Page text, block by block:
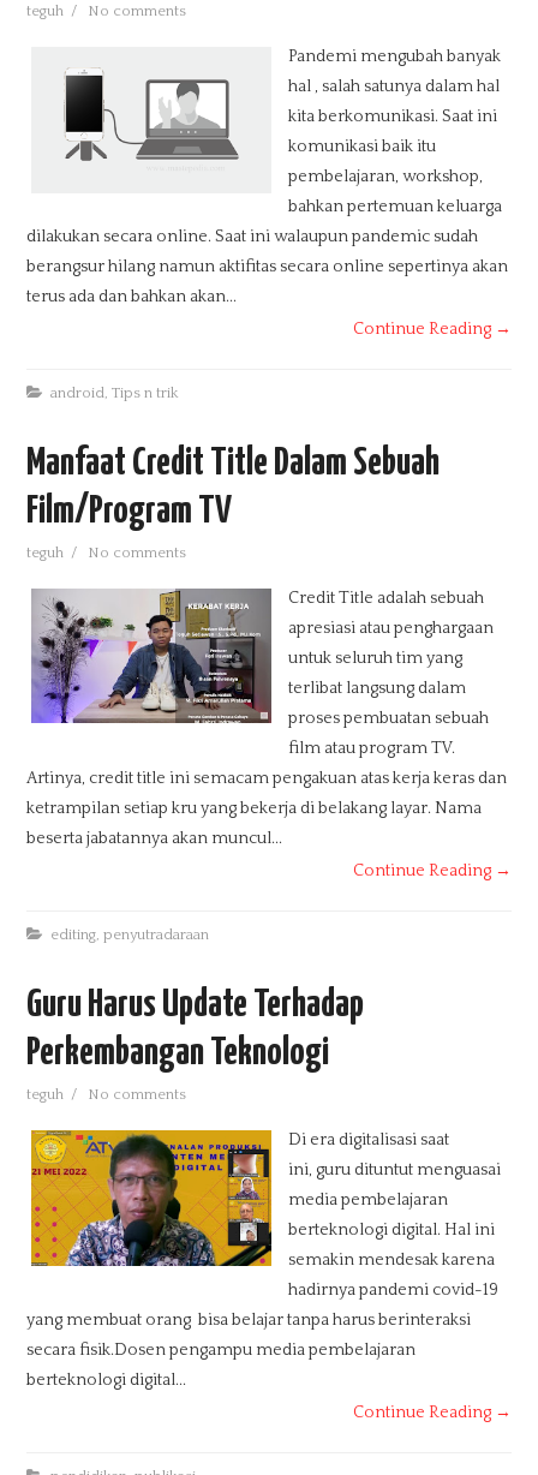
teguh / No comments
Pandemi mengubah banyak
hal , salah satunya dalam hal
kita berkomunikasi. Saat ini
komunikasi baik itu
pembelajaran, workshop,
bahkan pertemuan keluarga
dilakukan secara online. Saat ini walaupun pandemic sudah
berangsur hilang namun aktifitas secara online sepertinya akan
terus ada dan bahkan akan...
Continue Reading →
android,Tips n trik
Manfaat Credit Title Dalam Sebuah
Film/Program TV
teguh / No comments
Credit Title adalah sebuah
apresiasi atau penghargaan
untuk seluruh tim yang
terlibat langsung dalam
proses pembuatan sebuah
film atau program TV.
Artinya, credit title ini semacam pengakuan atas kerja keras dan
ketrampilan setiap kru yang bekerja di belakang layar. Nama
beserta jabatannya akan muncul...
Continue Reading →
editing,penyutradaraan
Guru Harus Update Terhadap
Perkembangan Teknologi
teguh / No comments
Di era digitalisasi saat
ini, guru dituntut menguasai
media pembelajaran
berteknologi digital. Hal ini
semakin mendesak karena
hadirnya pandemi covid-19
yang membuat orang bisa belajar tanpa harus berinteraksi
secara fisik.Dosen pengampu media pembelajaran
berteknologi digital...
Continue Reading →